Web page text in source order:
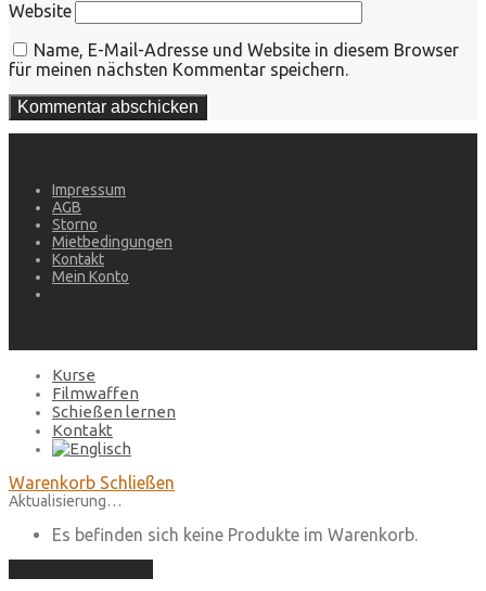
Website
Name, E-Mail-Adresse und Website in diesem Browser
für meinen nächsten Kommentar speichern.
Impressum
AGB
Storno
Mietbedingungen
Kontakt
Mein Konto
Kurse
Filmwaffen
Schießen lernen
Kontakt
Warenkorb Schließen
Aktualisierung…
Es befinden sich keine Produkte im Warenkorb.